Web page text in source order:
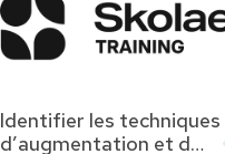
Identifier les techniques
d’augmentation et d…